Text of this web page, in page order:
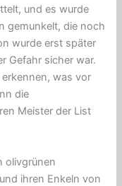
und es wurde
gemunkelt, die noch
wurde erst später
Gefahr sicher war.
was vor
die
Meister der List
olivgrünen
ihren Enkeln von